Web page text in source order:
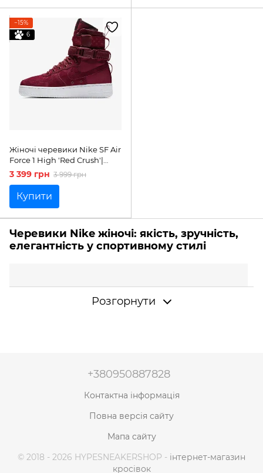
−15%
6
Жіночі черевики Nike SF Air
Force 1 High 'Red Crush'|
857872-601
3 399 грн 3 999 грн
Купити
Черевики Nike жіночі: якість, зручність,
елегантність у спортивному стилі
Розгорнути
+380950887828
Контактна інформація
Повна версія сайту
Мапа сайту
© 2018 - 2026 HYPESNEAKERSHOP - інтернет-магазин
кросівок